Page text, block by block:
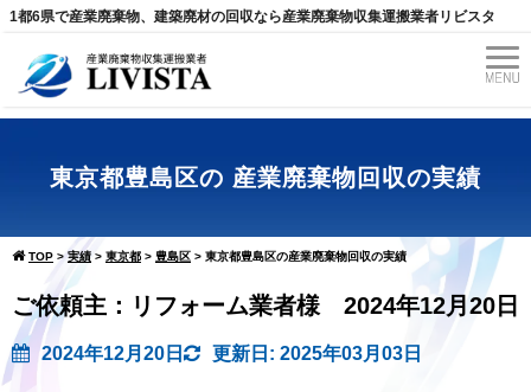
1都6県で産業廃棄物、建築廃材の回収なら産業廃棄物収集運搬業者リビスタ
東京都豊島区の 産業廃棄物回収の実績
TOP > 実績 > 東京都 > 豊島区 > 東京都豊島区の産業廃棄物回収の実績
ご依頼主：リフォーム業者様 2024年12月20日
2024年12月20日 更新日: 2025年03月03日